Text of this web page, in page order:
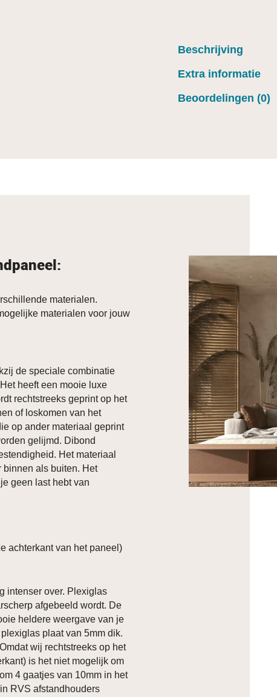
Beschrijving
Extra informatie
Beoordelingen (0)
materialen.
materialen voor jouw
de speciale combinatie
heeft een mooie luxe
rechtstreeks geprint op het
of loskomen van het
op ander materiaal geprint
gelijmd. Dibond
Het materiaal
binnen als buiten. Het
geen last hebt van
achterkant van het paneel)
intenser over. Plexiglas
afgebeeld wordt. De
heldere weergave van je
plaat van 5mm dik.
wij rechtstreeks op het
is het niet mogelijk om
4 gaatjes van 10mm in het
RVS afstandhouders